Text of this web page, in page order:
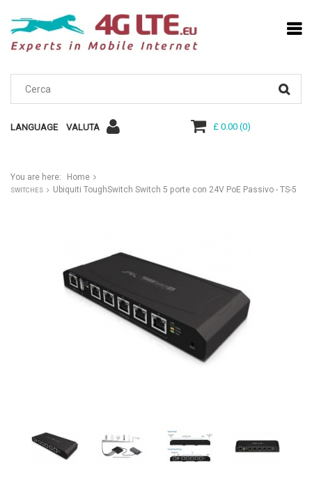
LANGUAGE VALUTA £ 0.00(0)
You are here: Home
SWITCHES Ubiquiti ToughSwitch Switch 5 porte con 24V PoE Passivo - TS-5